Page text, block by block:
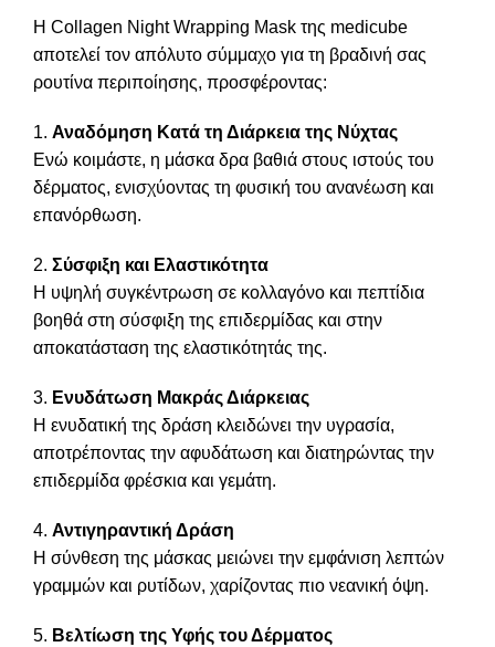
Η Collagen Night Wrapping Mask της medicube
αποτελεί τον απόλυτο σύμμαχο για τη βραδινή σας
ρουτίνα περιποίησης, προσφέροντας:
1. Αναδόμηση Κατά τη Διάρκεια της Νύχτας
Ενώ κοιμάστε, η μάσκα δρα βαθιά στους ιστούς του
δέρματος, ενισχύοντας τη φυσική του ανανέωση και
επανόρθωση.
2. Σύσφιξη και Ελαστικότητα
Η υψηλή συγκέντρωση σε κολλαγόνο και πεπτίδια
βοηθά στη σύσφιξη της επιδερμίδας και στην
αποκατάσταση της ελαστικότητάς της.
3. Ενυδάτωση Μακράς Διάρκειας
Η ενυδατική της δράση κλειδώνει την υγρασία,
αποτρέποντας την αφυδάτωση και διατηρώντας την
επιδερμίδα φρέσκια και γεμάτη.
4. Αντιγηραντική Δράση
Η σύνθεση της μάσκας μειώνει την εμφάνιση λεπτών
γραμμών και ρυτίδων, χαρίζοντας πιο νεανική όψη.
5. Βελτίωση της Υφής του Δέρματος